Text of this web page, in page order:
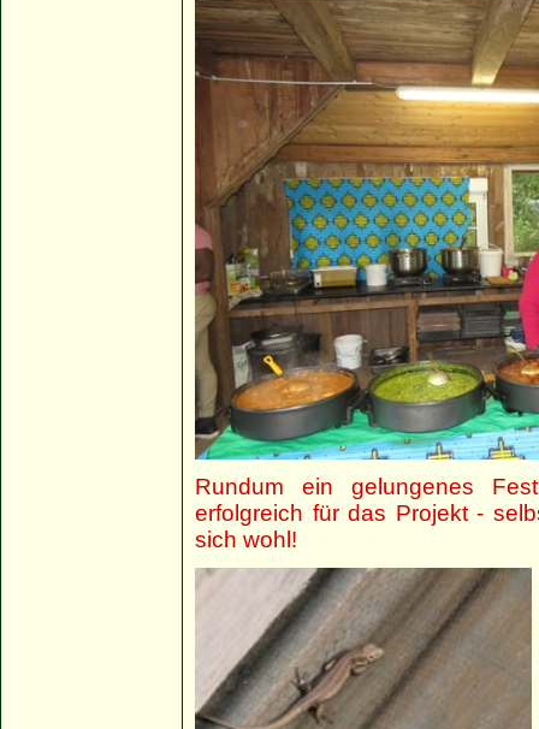
Rundum ein gelungenes
erfolgreich für das Projekt -
sich wohl!